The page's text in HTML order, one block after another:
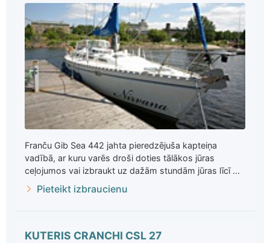
Franču Gib Sea 442 jahta pieredzējuša kapteiņa
vadībā, ar kuru varēs droši doties tālākos jūras
ceļojumos vai izbraukt uz dažām stundām jūras līcī ...
Pieteikt izbraucienu
KUTERIS CRANCHI CSL 27